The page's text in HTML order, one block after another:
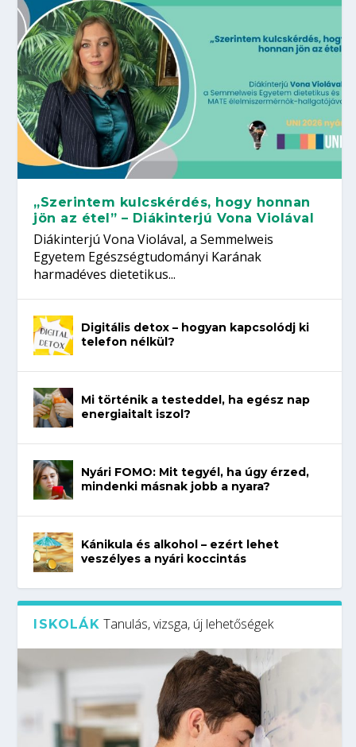
„Szerintem kulcskérdés, hogy honnan
jön az étel” – Diákinterjú Vona Violával
Diákinterjú Vona Violával, a Semmelweis
Egyetem Egészségtudományi Karának
harmadéves dietetikus...
Digitális detox – hogyan kapcsolódj ki
telefon nélkül?
Mi történik a testeddel, ha egész nap
energiaitalt iszol?
Nyári FOMO: Mit tegyél, ha úgy érzed,
mindenki másnak jobb a nyara?
Kánikula és alkohol – ezért lehet
veszélyes a nyári koccintás
ISKOLÁK Tanulás, vizsga, új lehetőségek